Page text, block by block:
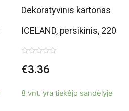
Dekoratyvinis kartonas
ICELAND, persikinis, 220
g/m2, A4, 20 lapų
0
iš
€3.36
8 vnt. yra tiekėjo sandėlyje